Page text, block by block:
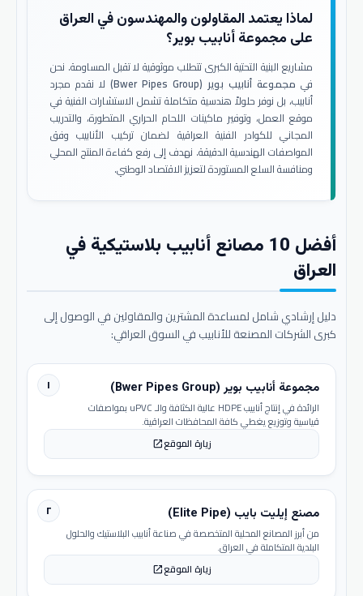
لماذا يعتمد المقاولون والمهندسون في العراق
على مجموعة أنابيب بوير؟
مشاريع البنية التحتية الكبرى تتطلب موثوقية لا تقبل المساومة. نحن
في مجموعة أنابيب بوير (Bwer Pipes Group)
لا نقدم مجرد
أنابيب، بل نوفر حلولاً هندسية متكاملة تشمل الاستشارات الفنية في
موقع العمل، وتوفير ماكينات اللحام الحراري المتطورة، والتدريب
المجاني للكوادر الفنية العراقية لضمان تركيب الأنابيب وفق
المواصفات الهندسية الدقيقة. نهدف إلى رفع كفاءة المنتج المحلي
ومنافسة السلع المستوردة لتعزيز الاقتصاد الوطني.
أفضل 10 مصانع أنابيب بلاستيكية في
العراق
دليل إرشادي شامل لمساعدة المشترين والمقاولين في الوصول إلى
كبرى الشركات المصنعة للأنابيب في السوق العراقي:
١ مجموعة أنابيب بوير (Bwer Pipes Group)
الرائدة في إنتاج أنابيب HDPE عالية الكثافة والـ uPVC بمواصفات
قياسية وتوزيع يغطي كافة المحافظات العراقية.
زيارة الموقعopen_in_new
٢ مصنع إيليت بايب (Elite Pipe)
من أبرز المصانع المحلية المتخصصة في صناعة أنابيب البلاستيك والحلول
البلدية المتكاملة في العراق.
زيارة الموقعopen_in_new